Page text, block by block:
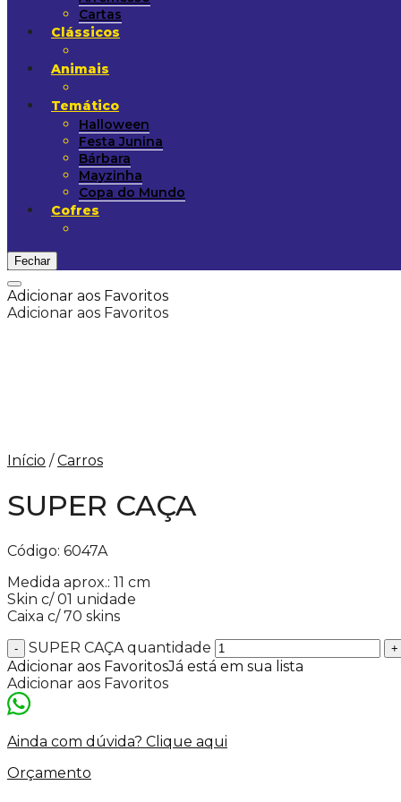
Cartas
Clássicos
Animais
Temático
Halloween
Festa Junina
Bárbara
Mayzinha
Copa do Mundo
Cofres
Fechar
Adicionar aos Favoritos
Adicionar aos Favoritos
Início / Carros
SUPER CAÇA
Código: 6047A
Medida aprox.: 11 cm
Skin c/ 01 unidade
Caixa c/ 70 skins
SUPER CAÇA quantidade
Adicionar aos FavoritosJá está em sua lista
Adicionar aos Favoritos
Ainda com dúvida? Clique aqui
Orçamento